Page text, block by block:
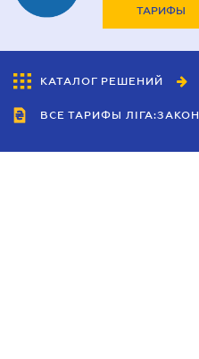
ТАРИФЫ
КАТАЛОГ РЕШЕНИЙ
ВСЕ ТАРИФЫ ЛІГА:ЗАКОН